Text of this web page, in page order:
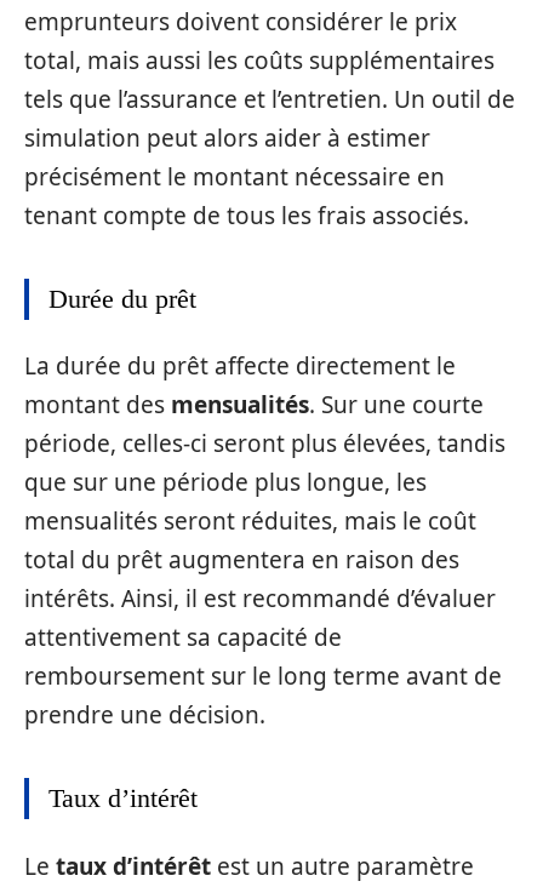
emprunteurs doivent considérer le prix
total, mais aussi les coûts supplémentaires
tels que l’assurance et l’entretien. Un outil de
simulation peut alors aider à estimer
précisément le montant nécessaire en
tenant compte de tous les frais associés.
Durée du prêt
La durée du prêt affecte directement le
montant des mensualités. Sur une courte
période, celles-ci seront plus élevées, tandis
que sur une période plus longue, les
mensualités seront réduites, mais le coût
total du prêt augmentera en raison des
intérêts. Ainsi, il est recommandé d’évaluer
attentivement sa capacité de
remboursement sur le long terme avant de
prendre une décision.
Taux d’intérêt
Le taux d’intérêt est un autre paramètre